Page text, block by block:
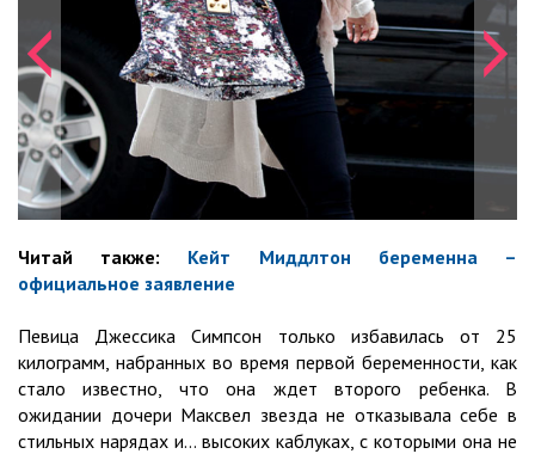
Читай также: Кейт Миддлтон беременна –
официальное заявление
Певица Джессика Симпсон только избавилась от 25
килограмм, набранных во время первой беременности, как
стало известно, что она ждет второго ребенка. В
ожидании дочери Максвел звезда не отказывала себе в
стильных нарядах и… высоких каблуках, с которыми она не